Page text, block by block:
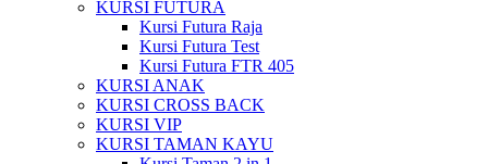
KURSI FUTURA
Kursi Futura Raja
Kursi Futura Test
Kursi Futura FTR 405
KURSI ANAK
KURSI CROSS BACK
KURSI VIP
KURSI TAMAN KAYU